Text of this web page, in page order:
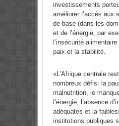
investissements
améliorer l’accès aux
de base (dans les
et de l’énergie, par
l’insécurité
paix et la stabilité.
«L’Afrique centrale
nombreux défis: la
malnutrition, le
l’énergie, l’absence
adéquates et la
institutions publiques